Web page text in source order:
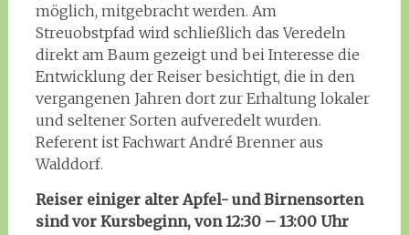
möglich, mitgebracht werden. Am
Streuobstpfad wird schließlich das Veredeln
direkt am Baum gezeigt und bei Interesse die
Entwicklung der Reiser besichtigt, die in den
vergangenen Jahren dort zur Erhaltung lokaler
und seltener Sorten aufveredelt wurden.
Referent ist Fachwart André Brenner aus
Walddorf.
Reiser einiger alter Apfel- und Birnensorten
sind vor Kursbeginn, von 12:30 – 13:00 Uhr